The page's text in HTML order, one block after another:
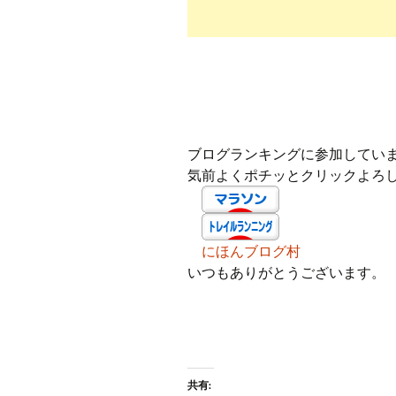
ブログランキングに参加していま
気前よくポチッとクリックよろ
にほんブログ村
いつもありがとうございます。
共有: